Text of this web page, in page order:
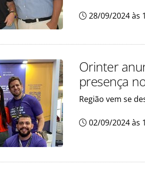
28/09/2024 às
Orinter
presença
Região vem se
02/09/2024 às